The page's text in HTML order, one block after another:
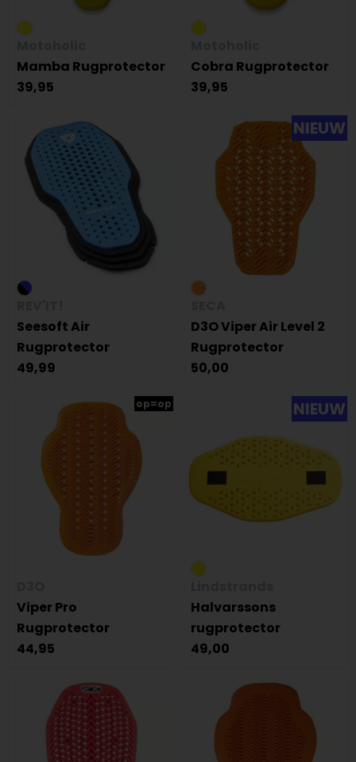
Mamba Rugprotector
39,95
Cobra Rugprotector
39,95
Seesoft Air
Rugprotector
49,99
NIEUW
D3O Viper Air Level 2
Rugprotector
50,00
op=op
Viper Pro
Rugprotector
44,95
NIEUW
Halvarssons
rugprotector
49,00